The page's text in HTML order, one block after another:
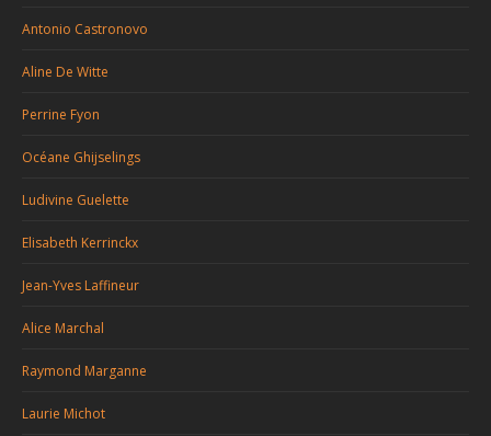
Antonio Castronovo
Aline De Witte
Perrine Fyon
Océane Ghijselings
Ludivine Guelette
Elisabeth Kerrinckx
Jean-Yves Laffineur
Alice Marchal
Raymond Marganne
Laurie Michot